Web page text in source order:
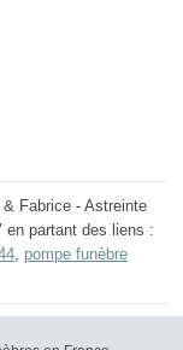
Fabrice - Astreinte
en partant des liens :
, pompe funèbre